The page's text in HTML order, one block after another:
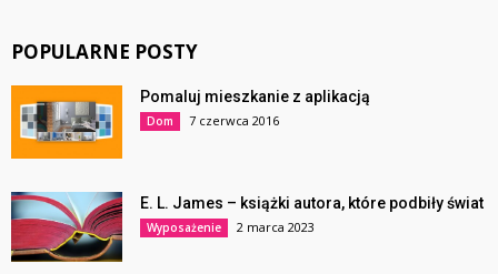
POPULARNE POSTY
Pomaluj mieszkanie z aplikacją
Dom 7 czerwca 2016
E. L. James – książki autora, które podbiły świat
Wyposażenie 2 marca 2023